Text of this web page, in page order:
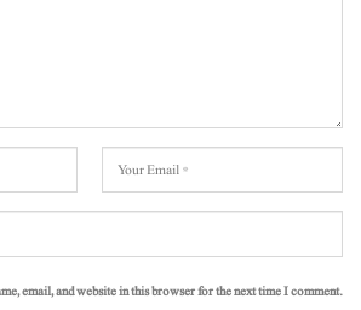
email, and website in this browser for the next time I comment.